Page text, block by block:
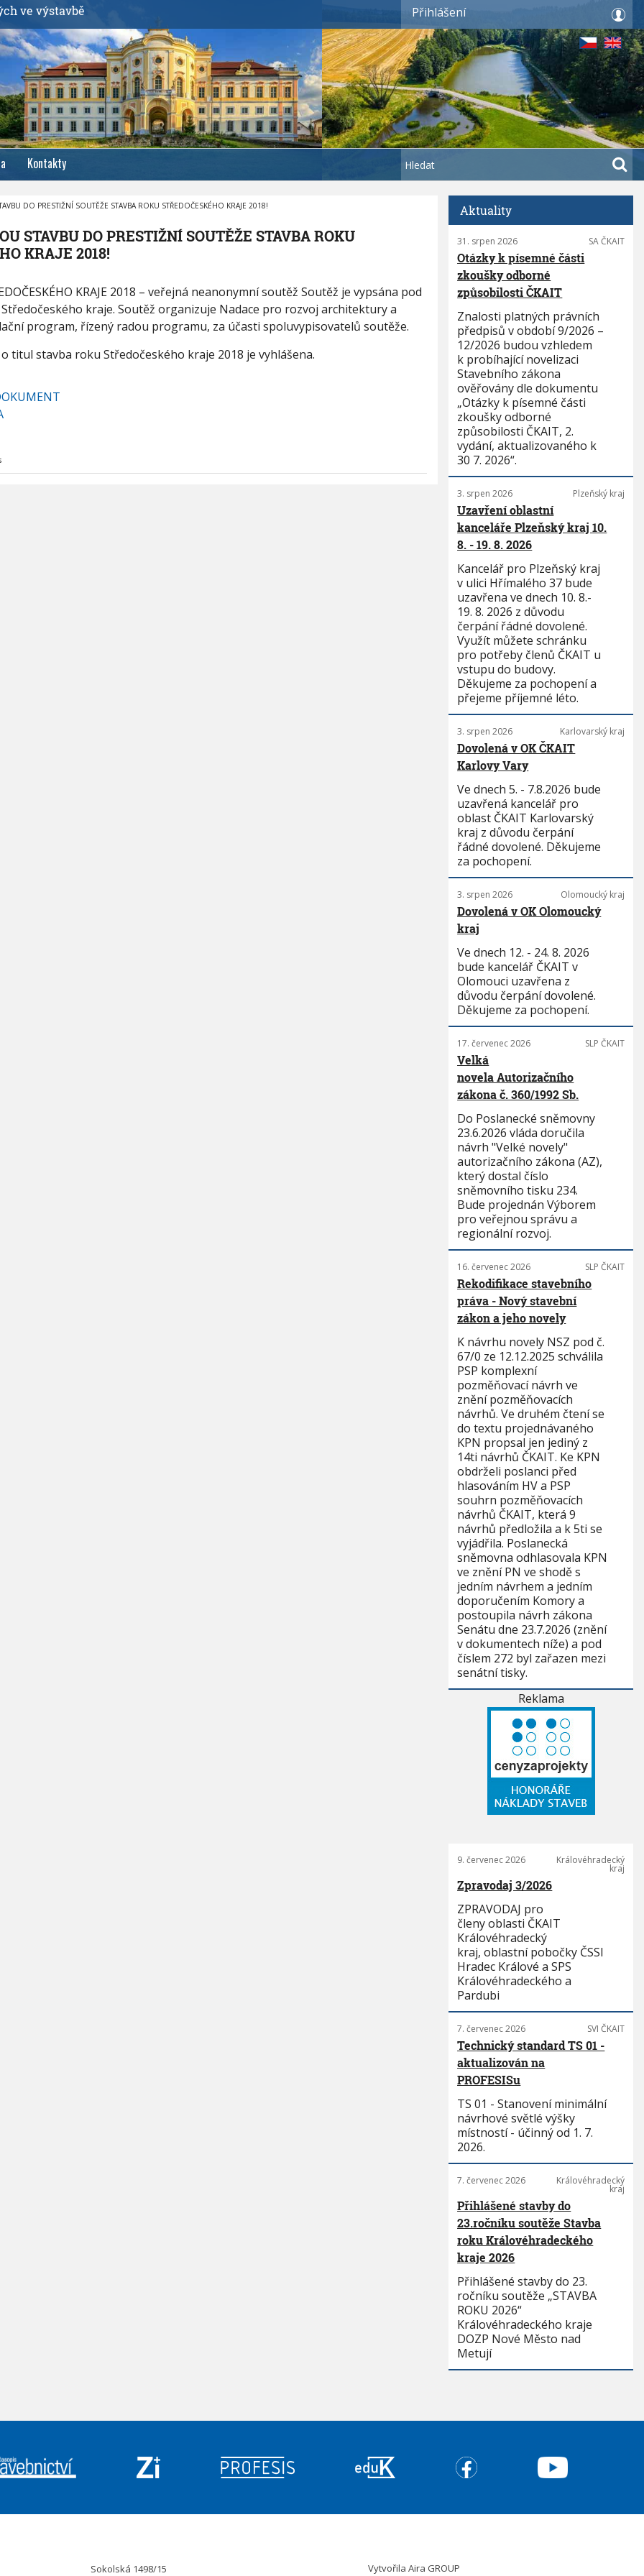
ve výstavbě Přihlášení
Kontakty
DO PRESTIŽNÍ SOUTĚŽE STAVBA ROKU STŘEDOČESKÉHO KRAJE 2018!
STAVBU DO PRESTIŽNÍ SOUTĚŽE STAVBA ROKU
KRAJE 2018!
KRAJE 2018 – veřejná neanonymní soutěž Soutěž je vypsána pod
kraje. Soutěž organizuje Nadace pro rozvoj architektury a
program, řízený radou programu, za účasti spoluvypisovatelů soutěže.
titul stavba roku Středočeského kraje 2018 je vyhlášena.
Aktuality
31. srpen 2026 SA ČKAIT
Otázky k písemné části
zkoušky odborné
způsobilosti ČKAIT
Znalosti platných právních
předpisů v období 9/2026 –
12/2026 budou vzhledem
k probíhající novelizaci
Stavebního zákona
ověřovány dle dokumentu
„Otázky k písemné části
zkoušky odborné
způsobilosti ČKAIT, 2.
vydání, aktualizovaného k
30 7. 2026“.
3. srpen 2026 Plzeňský kraj
Uzavření oblastní
kanceláře Plzeňský kraj 10.
8. - 19. 8. 2026
Kancelář pro Plzeňský kraj
v ulici Hřímalého 37 bude
uzavřena ve dnech 10. 8.-
19. 8. 2026 z důvodu
čerpání řádné dovolené.
Využít můžete schránku
pro potřeby členů ČKAIT u
vstupu do budovy.
Děkujeme za pochopení a
přejeme příjemné léto.
3. srpen 2026 Karlovarský kraj
Dovolená v OK ČKAIT
Karlovy Vary
Ve dnech 5. - 7.8.2026 bude
uzavřená kancelář pro
oblast ČKAIT Karlovarský
kraj z důvodu čerpání
řádné dovolené. Děkujeme
za pochopení.
3. srpen 2026 Olomoucký kraj
Dovolená v OK Olomoucký
kraj
Ve dnech 12. - 24. 8. 2026
bude kancelář ČKAIT v
Olomouci uzavřena z
důvodu čerpání dovolené.
Děkujeme za pochopení.
17. červenec 2026 SLP ČKAIT
Velká
novela Autorizačního
zákona č. 360/1992 Sb.
Do Poslanecké sněmovny
23.6.2026 vláda doručila
návrh "Velké novely"
autorizačního zákona (AZ),
který dostal číslo
sněmovního tisku 234.
Bude projednán Výborem
pro veřejnou správu a
regionální rozvoj.
16. červenec 2026 SLP ČKAIT
Rekodifikace stavebního
práva - Nový stavební
zákon a jeho novely
K návrhu novely NSZ pod č.
67/0 ze 12.12.2025 schválila
PSP komplexní
pozměňovací návrh ve
znění pozměňovacích
návrhů. Ve druhém čtení se
do textu projednávaného
KPN propsal jen jediný z
14ti návrhů ČKAIT. Ke KPN
obdrželi poslanci před
hlasováním HV a PSP
souhrn pozměňovacích
návrhů ČKAIT, která 9
návrhů předložila a k 5ti se
vyjádřila. Poslanecká
sněmovna odhlasovala KPN
ve znění PN ve shodě s
jedním návrhem a jedním
doporučením Komory a
postoupila návrh zákona
Senátu dne 23.7.2026 (znění
v dokumentech níže) a pod
číslem 272 byl zařazen mezi
senátní tisky.
Reklama
9. červenec 2026 Královéhradecký
kraj
Zpravodaj 3/2026
ZPRAVODAJ pro
členy oblasti ČKAIT
Královéhradecký
kraj, oblastní pobočky ČSSI
Hradec Králové a SPS
Královéhradeckého a
Pardubi
7. červenec 2026 SVI ČKAIT
Technický standard TS 01 -
aktualizován na
PROFESISu
TS 01 - Stanovení minimální
návrhové světlé výšky
místností - účinný od 1. 7.
2026.
7. červenec 2026 Královéhradecký
kraj
Přihlášené stavby do
23.ročníku soutěže Stavba
roku Královéhradeckého
kraje 2026
Přihlášené stavby do 23.
ročníku soutěže „STAVBA
ROKU 2026“
Královéhradeckého kraje
DOZP Nové Město nad
Metují
Sokolská 1498/15 VytvořilaAira GROUP